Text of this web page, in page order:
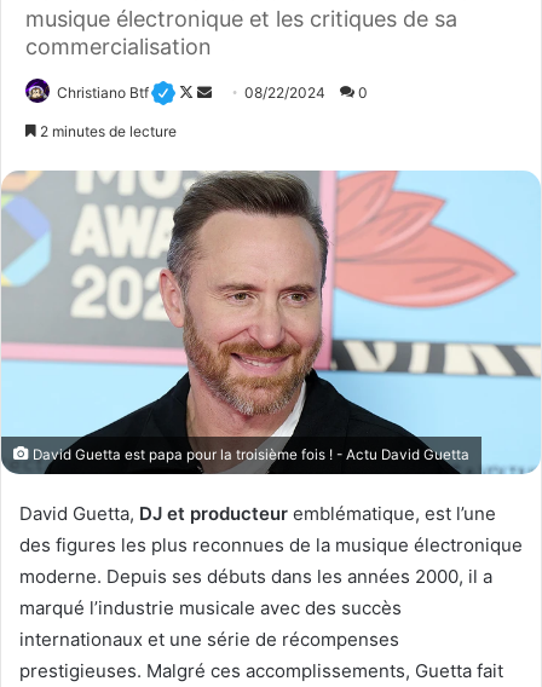
musique électronique et les critiques de sa
commercialisation
Christiano Btf
F
l
o
w
o
o
y
u
c
o
u
r
r
l
08/22/2024 0
2 minutes de lecture
David Guetta est papa pour la troisième fois ! - Actu David Guetta
David Guetta, DJ et producteur emblématique, est l’une
des figures les plus reconnues de la musique électronique
moderne. Depuis ses débuts dans les années 2000, il a
marqué l’industrie musicale avec des succès
internationaux et une série de récompenses
prestigieuses. Malgré ces accomplissements, Guetta fait